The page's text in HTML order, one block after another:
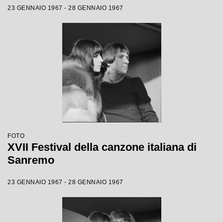
23 GENNAIO 1967 - 28 GENNAIO 1967
FOTO
XVII Festival della canzone italiana di
Sanremo
23 GENNAIO 1967 - 28 GENNAIO 1967